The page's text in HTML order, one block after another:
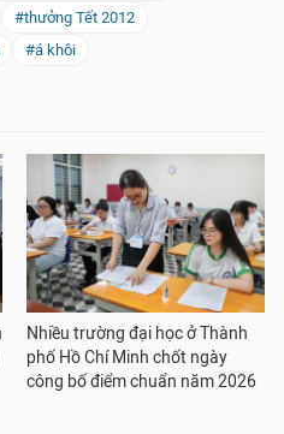
#thưởng Tết 2012
#á khôi
Nhiều trường đại học ở Thành
phố Hồ Chí Minh chốt ngày
công bố điểm chuẩn năm 2026